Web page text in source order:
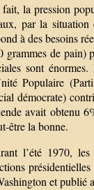
la pression
par la situation
à des besoins
grammes de pain)
sont
Populaire
démocrate)
avait obtenu
être la bonne.
l’été 1970, les
et publié